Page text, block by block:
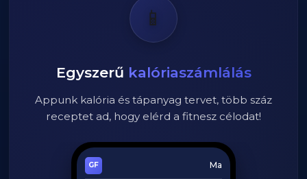
📱
Egyszerű kalóriaszámlálás
Appunk kalória és tápanyag tervet, több száz
receptet ad, hogy elérd a fitnesz célodat!
Ma